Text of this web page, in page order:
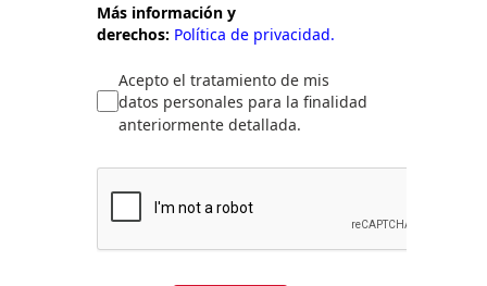
Más información y
derechos: Política de privacidad.
Acepto el tratamiento de mis
datos personales para la finalidad
anteriormente detallada.